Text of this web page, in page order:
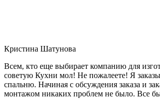
Кристина Шатунова
Всем, кто еще выбирает компанию для
советую Кухни мол! Не пожалеете! Я
спальню. Начиная с обсуждения заказа и
монтажом никаких проблем не было. Все